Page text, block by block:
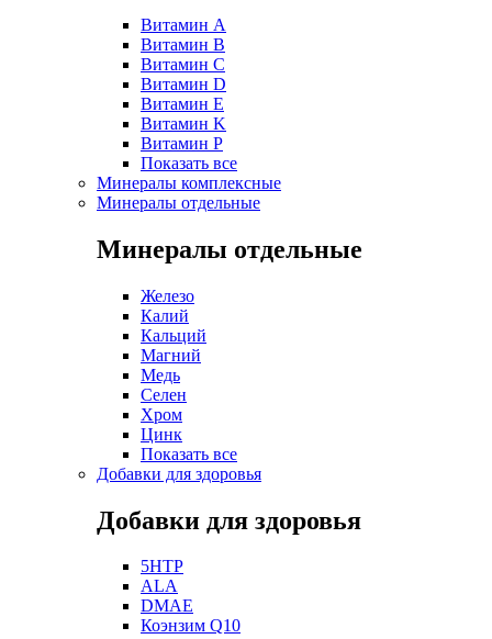
Витамин A
Витамин B
Витамин C
Витамин D
Витамин E
Витамин K
Витамин P
Показать все
Минералы комплексные
Минералы отдельные
Минералы отдельные
Железо
Калий
Кальций
Магний
Медь
Селен
Хром
Цинк
Показать все
Добавки для здоровья
Добавки для здоровья
5HTP
ALA
DMAE
Коэнзим Q10